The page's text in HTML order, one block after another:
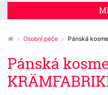
Osobní péče Pánská
Pánská